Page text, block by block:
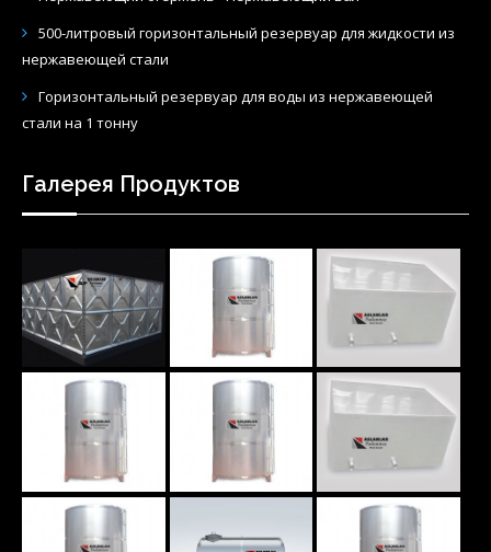
500-литровый горизонтальный резервуар для жидкости из
нержавеющей стали
Горизонтальный резервуар для воды из нержавеющей
стали на 1 тонну
Галерея Продуктов